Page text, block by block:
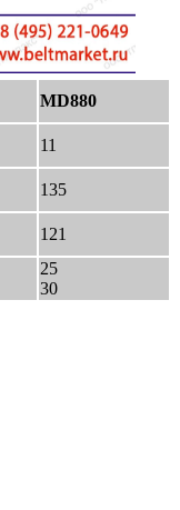
MD880
11
135
121
25
30